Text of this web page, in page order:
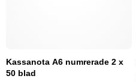
Kassanota A6 numrerade 2 x
50 blad